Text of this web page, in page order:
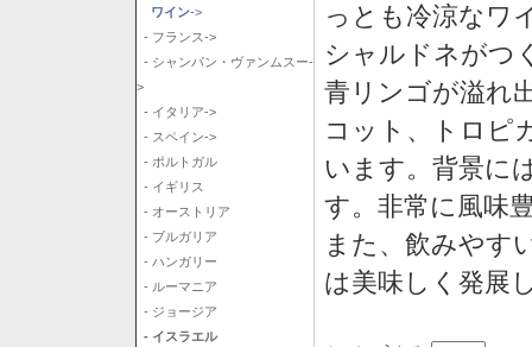
ワイン->
- フランス->
- シャンパン・ヴァンムスー-
>
- イタリア->
- スペイン->
- ポルトガル
- イギリス
- オーストリア
- ブルガリア
- ハンガリー
- ルーマニア
- ジョージア
- イスラエル
っとも冷涼なワ
シャルドネがつ
青リンゴが溢れ
コット、トロピ
います。背景に
す。非常に風味
また、飲みやす
は美味しく発展